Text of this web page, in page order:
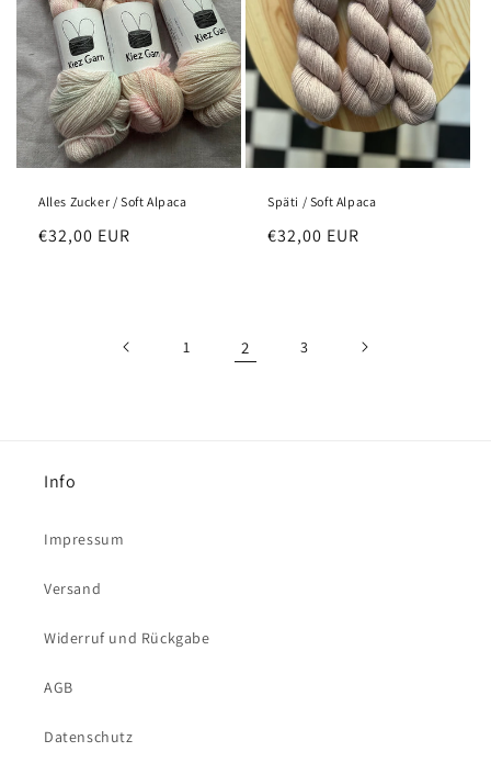
Alles Zucker / Soft Alpaca
Normaler
€32,00 EUR
Späti / Soft Alpaca
Normaler
€32,00 EUR
1 2 3
Info
Impressum
Versand
Widerruf und Rückgabe
AGB
Datenschutz